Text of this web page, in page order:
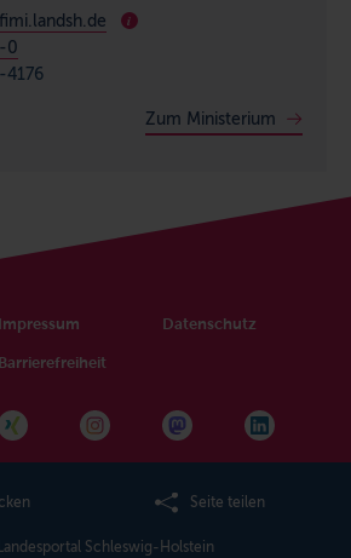
i
0
4176
Zum Ministerium
Impressum Datenschutz
Barrierefreiheit
Schleswig-Holstein
Seite teilen